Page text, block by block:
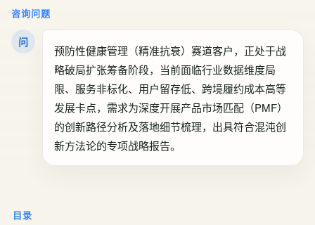
咨询问题
问
预防性健康管理（精准抗衰）赛道客户，正处于战
略破局扩张筹备阶段，当前面临行业数据维度局
限、服务非标化、用户留存低、跨境履约成本高等
发展卡点，需求为深度开展产品市场匹配（PMF）
的创新路径分析及落地细节梳理，出具符合混沌创
新方法论的专项战略报告。
目录